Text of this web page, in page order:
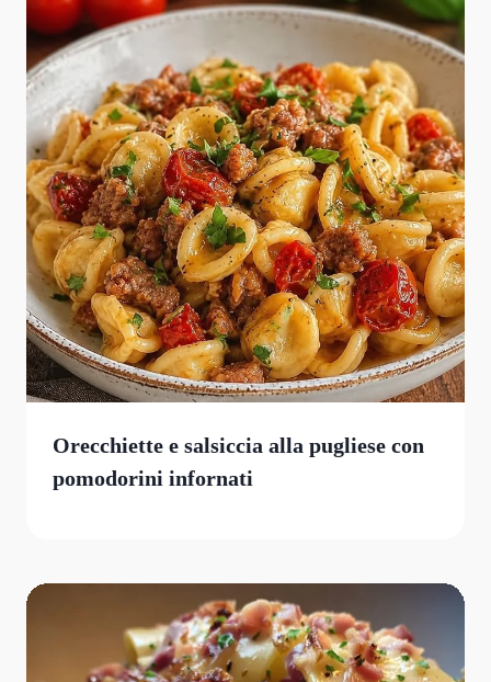
Orecchiette e salsiccia alla pugliese con
pomodorini infornati